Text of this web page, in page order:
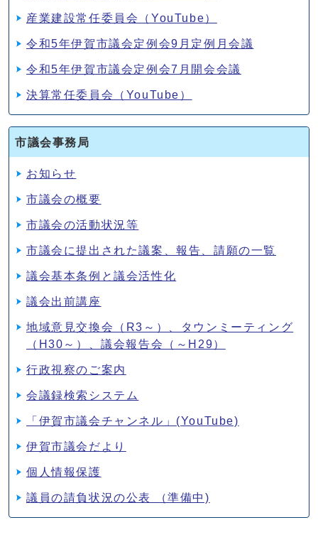
産業建設常任委員会（YouTube）
令和5年伊賀市議会定例会9月定例月会議
令和5年伊賀市議会定例会7月開会会議
決算常任委員会（YouTube）
市議会事務局
お知らせ
市議会の概要
市議会の活動状況等
市議会に提出された議案、報告、請願の一覧
議会基本条例と議会活性化
議会出前講座
地域意見交換会（R3～）、タウンミーティング
（H30～）、議会報告会（～H29）
行政視察のご案内
会議録検索システム
「伊賀市議会チャンネル」(YouTube)
伊賀市議会だより
個人情報保護
議員の請負状況の公表 （準備中)